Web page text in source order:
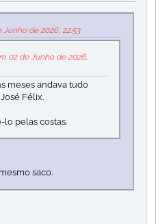
de 2026, 22:53
02 de Junho de 2026,
meses andava tudo
Félix.
pelas costas.
saco.